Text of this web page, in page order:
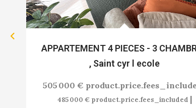
APPARTEMENT 4 PIECES - 3
, Saint cyr l ecole
505 000 €
485 000 € product.price.fees_included |